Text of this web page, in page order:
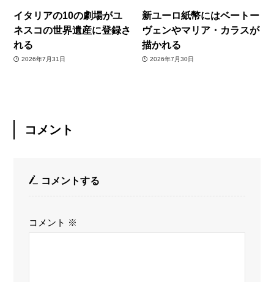
イタリアの10の劇場がユ
ネスコの世界遺産に登録さ
れる
2026年7月31日
新ユーロ紙幣にはベートー
ヴェンやマリア・カラスが
描かれる
2026年7月30日
コメント
コメントする
コメント ※